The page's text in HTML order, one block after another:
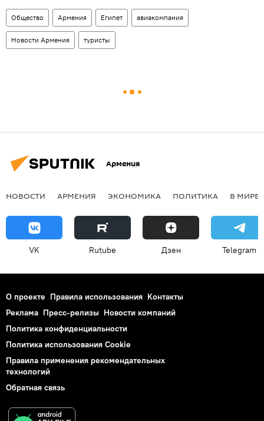
Общество Армения Египет авиакомпания
Новости Армения туристы
Армения
НОВОСТИ АРМЕНИЯ ЭКОНОМИКА ПОЛИТИКА В МИРЕ
VK Rutube Дзен Telegram
О проекте Правила использования Контакты
Реклама Пресс-релизы Новости компаний
Политика конфиденциальности
Политика использования Cookie
Правила применения рекомендательных
технологий
Обратная связь